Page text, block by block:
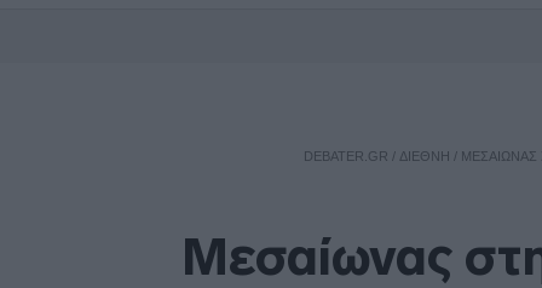
DEBATER.GR / ΔΙΕΘΝΗ / ΜΕΣΑΊΩΝΑΣ
Μεσαίωνας